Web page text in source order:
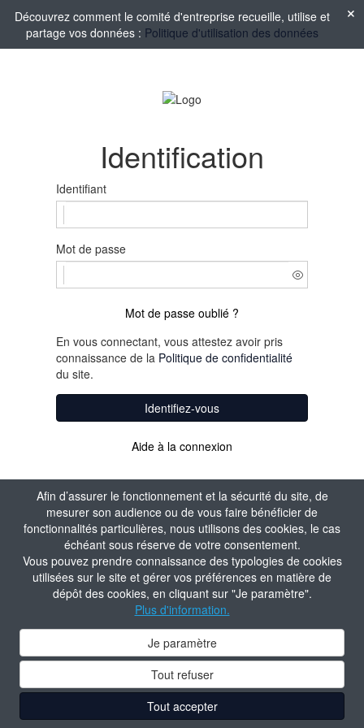
Afin d’assurer le fonctionnement et la sécurité du site, de
mesurer son audience ou de vous faire bénéficier de
fonctionnalités particulières, nous utilisons des cookies, le cas
échéant sous réserve de votre consentement.
Vous pouvez prendre connaissance des typologies de cookies
utilisées sur le site et gérer vos préférences en matière de
dépôt des cookies, en cliquant sur "Je paramètre".
Plus d'information.
Je paramètre
Tout refuser
Tout accepter
Découvrez comment le comité d'entreprise recueille, utilise et
partage vos données : Politique d'utilisation des données
Identification
Identifiant
Mot de passe
Mot de passe oublié ?
En vous connectant, vous attestez avoir pris
connaissance de la Politique de confidentialité
du site.
Identifiez-vous
Aide à la connexion